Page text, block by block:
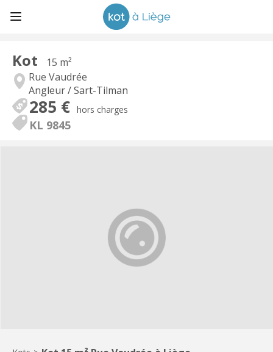
Kot
15 m²
Rue Vaudrée
Angleur / Sart-Tilman
285 € hors charges
KL 9845